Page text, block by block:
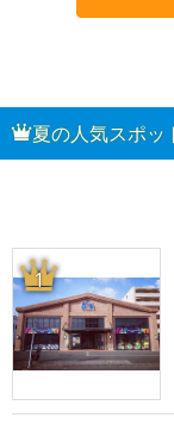
夏の人気スポッ
1